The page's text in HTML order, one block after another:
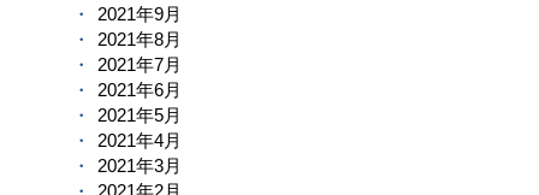
2021年9月
2021年8月
2021年7月
2021年6月
2021年5月
2021年4月
2021年3月
2021年2月